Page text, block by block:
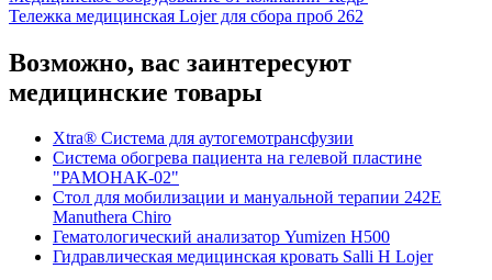
Тележка медицинская Lojer для сбора проб 262
Возможно, вас заинтересуют
медицинские товары
Xtra® Система для аутогемотрансфузии
Система обогрева пациента на гелевой пластине
"РАМОНАК-02"
Стол для мобилизации и мануальной терапии 242E
Manuthera Chiro
Гематологический анализатор Yumizen H500
Гидравлическая медицинская кровать Salli Н Lojer